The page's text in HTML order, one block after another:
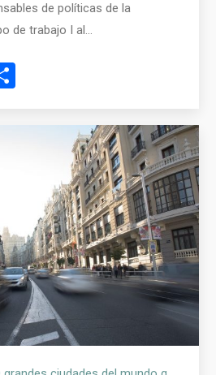
de políticas de la
de trabajo I al…